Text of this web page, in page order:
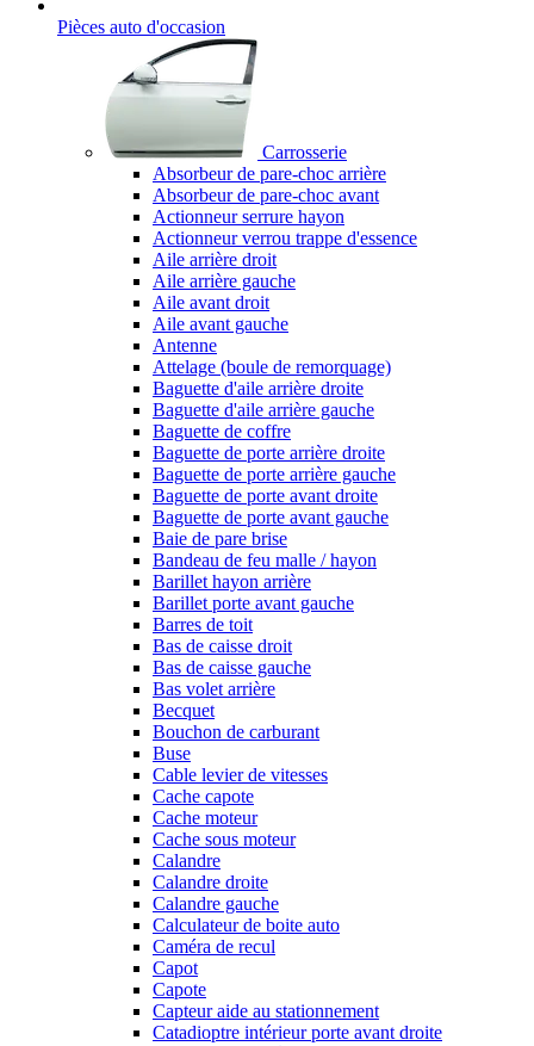
Pièces auto d'occasion
Carrosserie
Absorbeur de pare-choc arrière
Absorbeur de pare-choc avant
Actionneur serrure hayon
Actionneur verrou trappe d'essence
Aile arrière droit
Aile arrière gauche
Aile avant droit
Aile avant gauche
Antenne
Attelage (boule de remorquage)
Baguette d'aile arrière droite
Baguette d'aile arrière gauche
Baguette de coffre
Baguette de porte arrière droite
Baguette de porte arrière gauche
Baguette de porte avant droite
Baguette de porte avant gauche
Baie de pare brise
Bandeau de feu malle / hayon
Barillet hayon arrière
Barillet porte avant gauche
Barres de toit
Bas de caisse droit
Bas de caisse gauche
Bas volet arrière
Becquet
Bouchon de carburant
Buse
Cable levier de vitesses
Cache capote
Cache moteur
Cache sous moteur
Calandre
Calandre droite
Calandre gauche
Calculateur de boite auto
Caméra de recul
Capot
Capote
Capteur aide au stationnement
Catadioptre intérieur porte avant droite